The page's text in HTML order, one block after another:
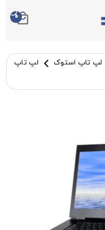
0
لپ تاپ استوک
لپ تاپ